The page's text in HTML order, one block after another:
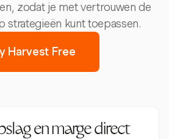
zodat je met vertrouwen de
strategieën kunt toepassen.
Harvest Free
en marge direct